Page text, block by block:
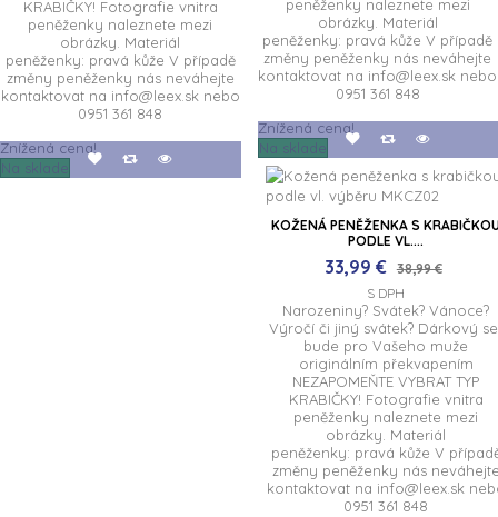
KRABIČKY! Fotografie vnitra
peněženky naleznete mezi
obrázky. Materiál
peněženky: pravá kůže V případě
změny peněženky nás neváhejte
kontaktovat na info@leex.sk nebo
0951 361 848
Znížená cena!
Na sklade
peněženky naleznete mezi
obrázky. Materiál
peněženky: pravá kůže V případě
změny peněženky nás neváhejte
kontaktovat na info@leex.sk nebo
0951 361 848
Znížená cena!
Na sklade
KOŽENÁ PENĚŽENKA S
PODLE VL....
33,99 € 38,99 €
S DPH
Narozeniny? Svátek? Vánoce?
Výročí či jiný svátek? Dárkový
bude pro Vašeho muže
originálním překvapením
NEZAPOMEŇTE VYBRAT TYP
KRABIČKY! Fotografie vnitra
peněženky naleznete mezi
obrázky. Materiál
peněženky: pravá kůže V
změny peněženky nás
kontaktovat na info@leex.sk
0951 361 848